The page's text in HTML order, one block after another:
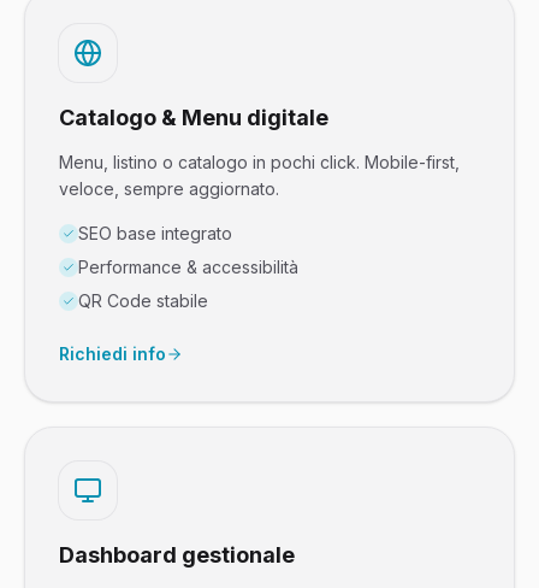
Catalogo & Menu digitale
Menu, listino o catalogo in pochi click. Mobile-first,
veloce, sempre aggiornato.
SEO base integrato
Performance & accessibilità
QR Code stabile
Richiedi info
Dashboard gestionale